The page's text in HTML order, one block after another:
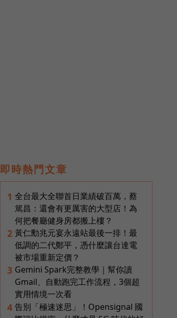
即時熱門文章
1 全台最大全聯首日業績破百萬，蔡
篤昌：還會有更厲害的大型店！為
何把餐廳健身房都搬上樓？
2 黃仁勳兆元宴永遠站最後一排！最
低調的二代鄭平，憑什麼讓台達電
被市場重新定價？
3 Gemini Spark完整教學｜幫你讀
Gmail、自動跑完工作流程，3個超
實用情境一次看
4 告別「極速迷思」！Opensignal 國